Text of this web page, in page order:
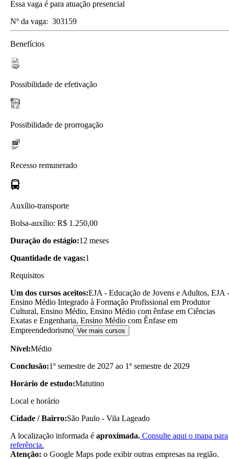
Essa vaga é para atuação presencial
Nº da vaga: 303159
Benefícios
Possibilidade de efetivação
Possibilidade de prorrogação
Recesso remunerado
Auxílio-transporte
Bolsa-auxílio: R$ 1.250,00
Duração do estágio:12 meses
Quantidade de vagas:1
Requisitos
Um dos cursos aceitos:EJA - Educação de Jovens e Adultos, EJA -
Ensino Médio Integrado à Formação Profissional em Produtor
Cultural, Ensino Médio, Ensino Médio com ênfase em Ciências
Exatas e Engenharia, Ensino Médio com Ênfase em
Empreendedorismo Ver mais cursos
Nível:Médio
Conclusão:1º semestre de 2027 ao 1º semestre de 2029
Horário de estudo:Matutino
Local e horário
Cidade / Bairro:São Paulo - Vila Lageado
A localização informada é aproximada. Consulte aqui o mapa para
referência.
Atenção: o Google Maps pode exibir outras empresas na região.